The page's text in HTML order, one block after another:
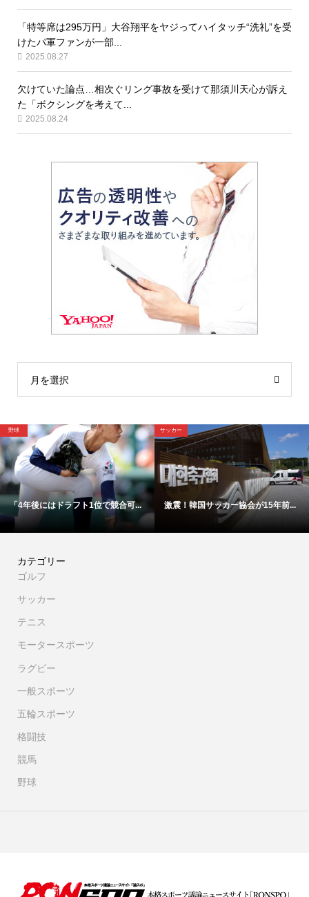
「特等席は295万円」大谷翔平をヤジってハイタッチ“洗礼”を受
けたパ軍ファンが一部...
2025.08.27
欠けていた論点…相次ぐリング事故を受けて那須川天心が訴え
た「ボクシングを考えて...
2025.08.24
月を選択
野球
「4年後にはドラフト1位で競合可...
サッカー
激震！韓国サッカー協会が15年前...
カテゴリー
ゴルフ
サッカー
テニス
モータースポーツ
ラグビー
一般スポーツ
五輪スポーツ
格闘技
競馬
野球